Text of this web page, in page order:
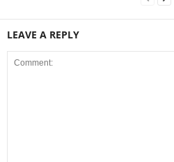
LEAVE A REPLY